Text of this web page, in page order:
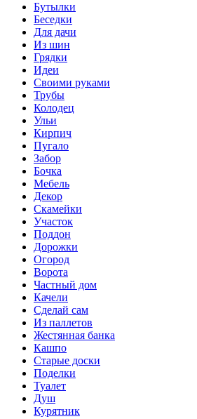
Бутылки
Беседки
Для дачи
Из шин
Грядки
Идеи
Своими руками
Трубы
Колодец
Ульи
Кирпич
Пугало
Забор
Бочка
Мебель
Декор
Скамейки
Участок
Поддон
Дорожки
Огород
Ворота
Частный дом
Качели
Сделай сам
Из паллетов
Жестянная банка
Кашпо
Старые доски
Поделки
Туалет
Душ
Курятник